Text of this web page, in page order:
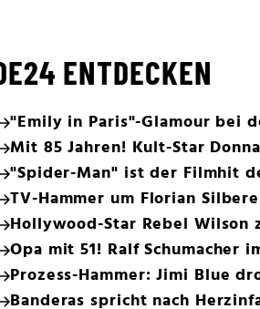
ENTDECKEN
"Emily in Paris"-Glamour bei
Mit 85 Jahren! Kult-Star
"Spider-Man" ist der Filmhit
TV-Hammer um Florian
Hollywood-Star Rebel Wilson
Opa mit 51! Ralf Schumacher
Prozess-Hammer: Jimi Blue
Banderas spricht nach